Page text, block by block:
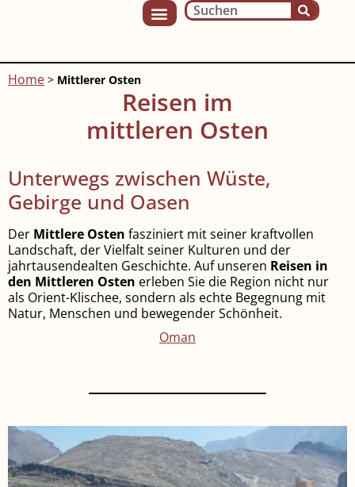
Home > Mittlerer Osten
Reisen im
mittleren Osten
Unterwegs zwischen Wüste,
Gebirge und Oasen
Der Mittlere Osten fasziniert mit seiner kraftvollen
Landschaft, der Vielfalt seiner Kulturen und der
jahrtausendealten Geschichte. Auf unseren Reisen in
den Mittleren Osten erleben Sie die Region nicht nur
als Orient-Klischee, sondern als echte Begegnung mit
Natur, Menschen und bewegender Schönheit.
Oman